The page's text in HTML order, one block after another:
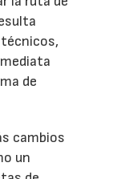
de
cambios
un